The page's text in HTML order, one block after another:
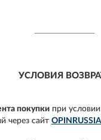
УСЛОВИЯ
покупкипри условии
через сайт